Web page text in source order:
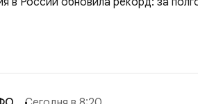
обеспечили 42,2% денежного
Крупнейшей ...